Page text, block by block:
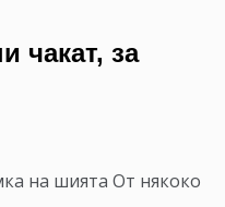
чакат, за
на шията От някоко